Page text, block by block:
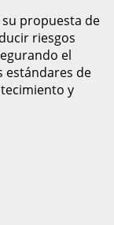
propuesta de
riesgos
el
estándares de
y